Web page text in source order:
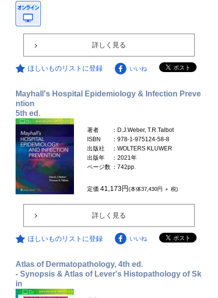
詳しく見る
ほしいものリストに登録 いいね
Mayhall's Hospital Epidemiology & Infection Preve
ntion
5th ed.
著者
：D.J.Weber, T.R.Talbot
ISBN
：978-1-975124-58-8
出版社
：WOLTERS KLUWER
出版年
：2021年
ページ数 ：742pp.
定価41,173円(本体37,430円 ＋ 税)
詳しく見る
ほしいものリストに登録 いいね
Atlas of Dermatopathology, 4th ed.
- Synopsis & Atlas of Lever's Histopathology of Sk
in